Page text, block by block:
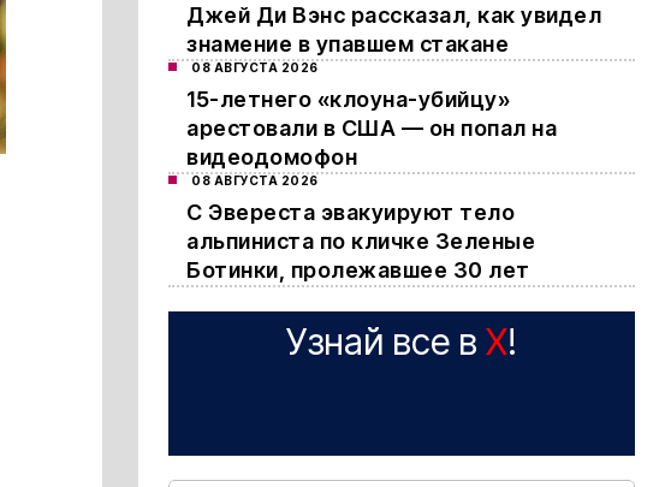
Джей Ди Вэнс рассказал, как увидел
знамение в упавшем стакане
08 АВГУСТА 2026
15-летнего «клоуна-убийцу»
арестовали в США — он попал на
видеодомофон
08 АВГУСТА 2026
С Эвереста эвакуируют тело
альпиниста по кличке Зеленые
Ботинки, пролежавшее 30 лет
Узнай все в X!